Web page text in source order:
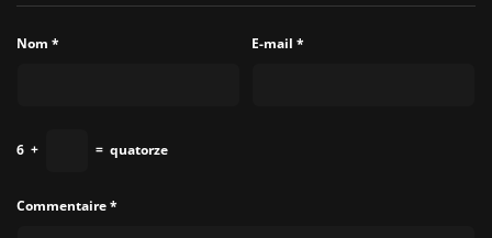
Nom * E-mail *
6 + = quatorze
Commentaire*